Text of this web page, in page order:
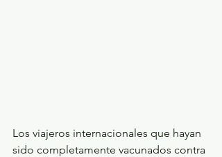
Los viajeros internacionales que hayan
sido completamente vacunados contra